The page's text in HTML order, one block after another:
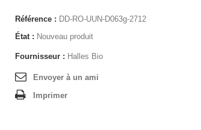
Référence : DD-RO-UUN-D063g-2712
État : Nouveau produit
Fournisseur : Halles Bio
Envoyer à un ami
Imprimer